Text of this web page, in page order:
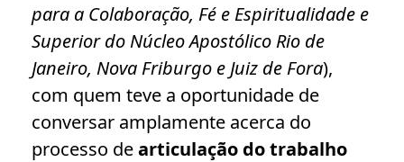
para a Colaboração, Fé e Espiritualidade e
Superior do Núcleo Apostólico Rio de
Janeiro, Nova Friburgo e Juiz de Fora),
com quem teve a oportunidade de
conversar amplamente acerca do
processo dearticulação do trabalho